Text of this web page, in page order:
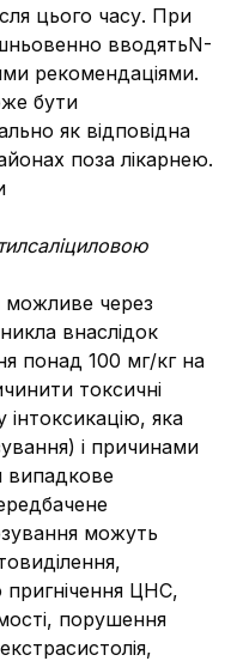
цього часу. При
вводятьN-
рекомендаціями.
бути
як відповідна
поза лікарнею.
можливе через
внаслідок
понад 100 мг/кг на
токсичні
яка
і причинами
випадкове
можуть
ЦНС,
порушення